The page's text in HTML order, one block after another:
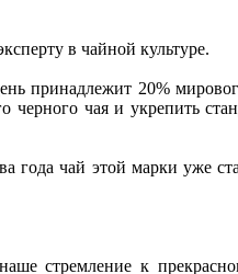
в чайной культуре.
принадлежит 20%
черного чая и укрепить
года чай этой марки уже
стремление к